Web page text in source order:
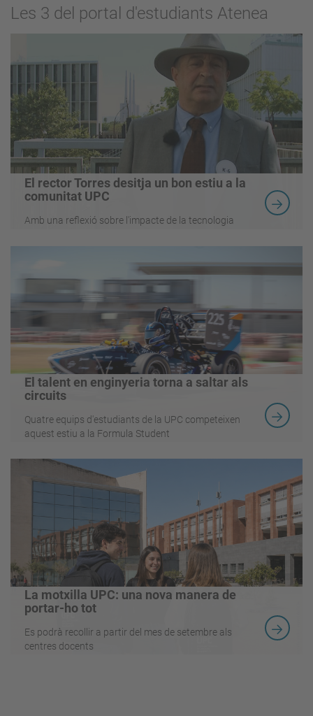
Les 3 del portal d'estudiants Atenea
El rector Torres desitja un bon estiu a la
comunitat UPC
Amb una reflexió sobre l'impacte de la tecnologia
El talent en enginyeria torna a saltar als
circuits
Quatre equips d'estudiants de la UPC competeixen
aquest estiu a la Formula Student
La motxilla UPC: una nova manera de
portar-ho tot
Es podrà recollir a partir del mes de setembre als
centres docents